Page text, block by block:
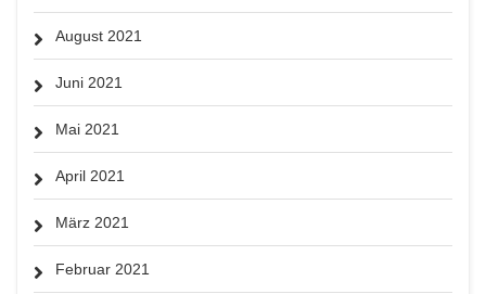
August 2021
Juni 2021
Mai 2021
April 2021
März 2021
Februar 2021